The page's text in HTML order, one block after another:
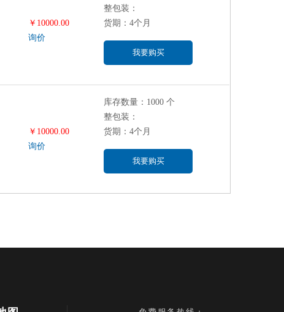
￥10000.00
询价
整包装：
货期：4个月
我要购买
￥10000.00
询价
库存数量：1000 个
整包装：
货期：4个月
我要购买